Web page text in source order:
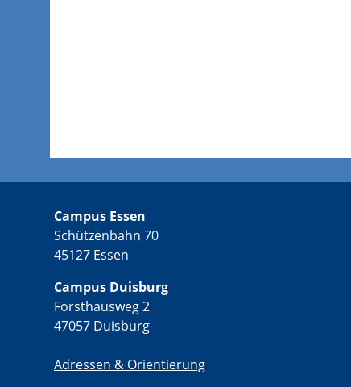
Campus Essen
Schützenbahn 70
45127 Essen
Campus Duisburg
Forsthausweg 2
47057 Duisburg
Adressen & Orientierung